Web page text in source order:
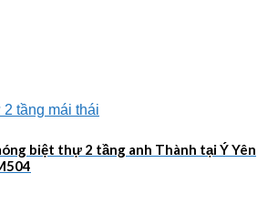
biệt thự 2 tầng anh Thành tại Ý Yên